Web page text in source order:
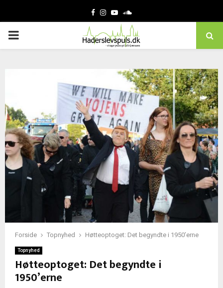
Facebook
Instagram
YoutubeSoundcloud
PRIMARY
Forside Topnyhed Høtteoptoget: Det begyndte i 1950’erne
Topnyhed
Høtteoptoget: Det begyndte i
1950’erne